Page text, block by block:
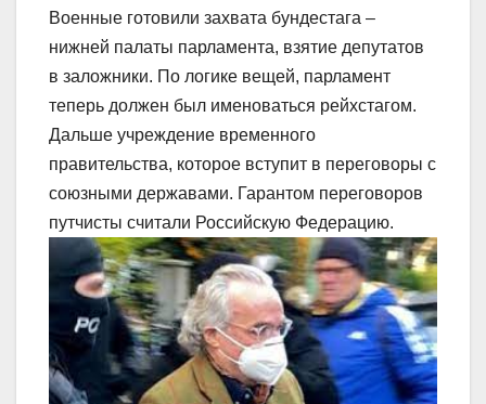
Военные готовили захвата бундестага –
нижней палаты парламента, взятие депутатов
в заложники. По логике вещей, парламент
теперь должен был именоваться рейхстагом.
Дальше учреждение временного
правительства, которое вступит в переговоры с
союзными державами. Гарантом переговоров
путчисты считали Российскую Федерацию.